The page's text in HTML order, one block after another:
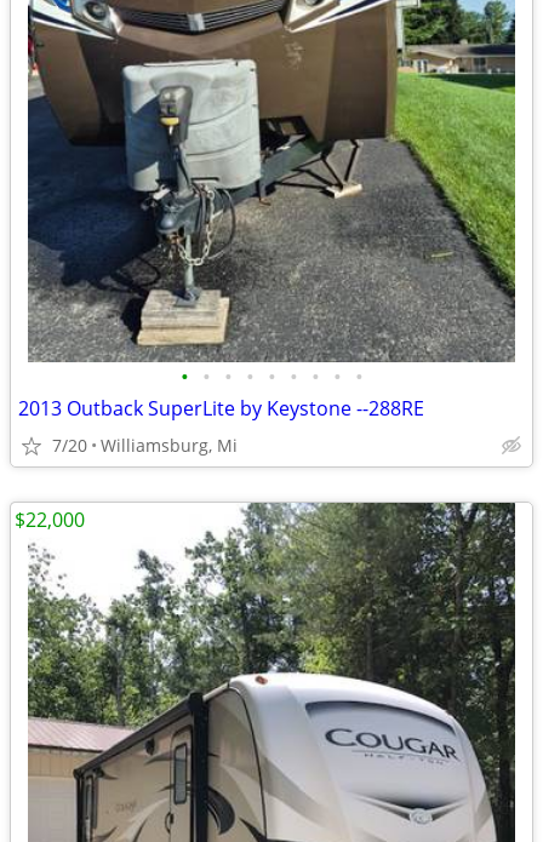
• • • • • • • • •
2013 Outback SuperLite by Keystone --288RE
7/20 Williamsburg, Mi
$22,000